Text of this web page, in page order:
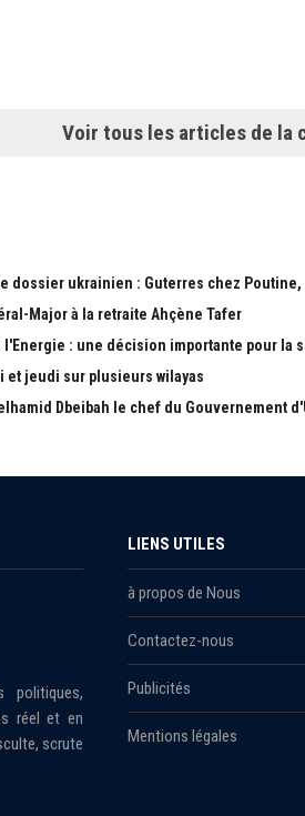
Voir tous les articles de la
dossier ukrainien : Guterres chez Poutine,
Major à la retraite Ahçène Tafer
l'Energie : une décision importante pour la
jeudi sur plusieurs wilayas
Dbeibah le chef du Gouvernement
politiques,
réel et en
scrute
LIENS UTILES
à propos de Nous
Contactez-nous
Publicités
Mentions légales